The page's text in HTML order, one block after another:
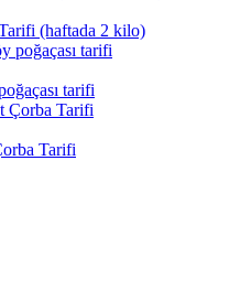
(haftada 2 kilo)
tarifi
Tarifi